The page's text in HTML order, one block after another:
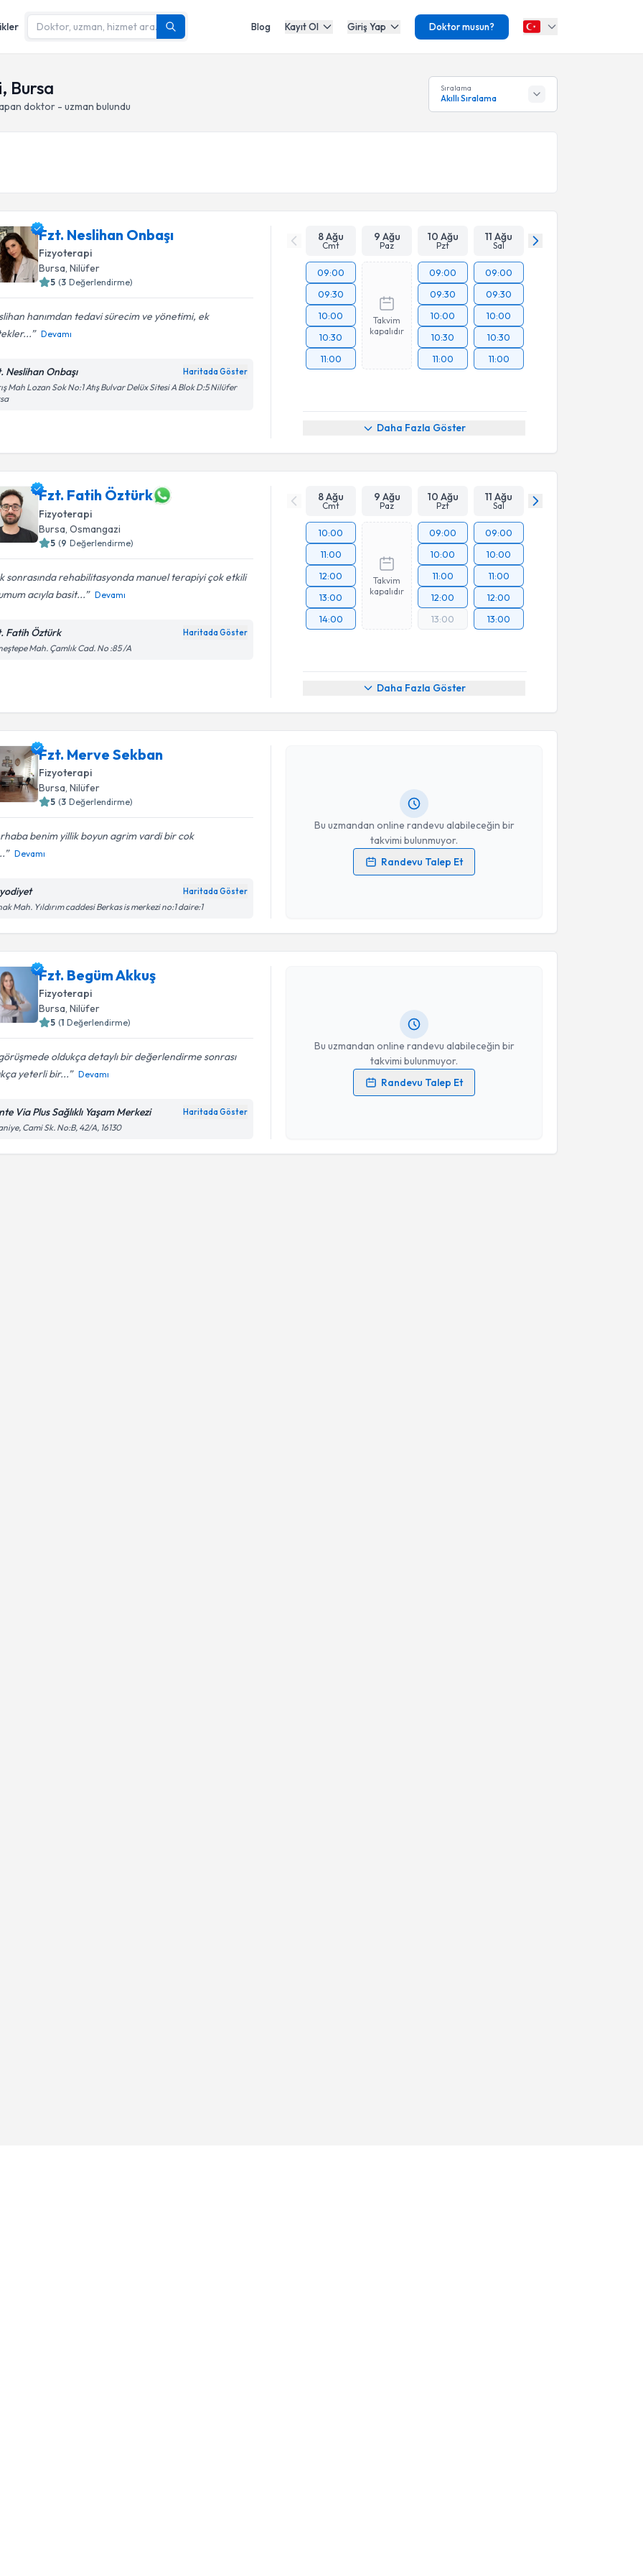
Blog Kayıt Ol Giriş Yap Doktor musun?
Bursa
doktor - uzman bulundu
Sıralama
Akıllı Sıralama
Fzt. Neslihan Onbaşı
Fizyoterapi
Bursa, Nilüfer
5 (3 Değerlendirme)
hanımdan tedavi sürecim ve yönetimi, ek
Devamı
Neslihan Onbaşı Haritada Göster
Mah Lozan Sok No:1 Atış Bulvar Delüx Sitesi A Blok D:5 Nilüfer
8 Ağu
Cmt
9 Ağu
Paz
10 Ağu
Pzt
11 Ağu
Sal
09:00
09:30
10:00
10:30
11:00
Takvim
kapalıdır
09:00
09:30
10:00
10:30
11:00
09:00
09:30
10:00
10:30
11:00
Daha Fazla Göster
Fzt. Fatih Öztürk
Fizyoterapi
Bursa , Osmangazi
5 (9 Değerlendirme)
sonrasında rehabilitasyonda manuel terapiyi çok etkili
acıyla basit...
Devamı
Fatih Öztürk Haritada Göster
Mah. Çamlık Cad. No :85 /A
8 Ağu
Cmt
9 Ağu
Paz
10 Ağu
Pzt
11 Ağu
Sal
10:00
11:00
12:00
13:00
14:00
Takvim
kapalıdır
09:00
10:00
11:00
12:00
13:00
09:00
10:00
11:00
12:00
13:00
Daha Fazla Göster
Fzt. Merve Sekban
Fizyoterapi
Bursa, Nilüfer
5 (3 Değerlendirme)
benim yillik boyun agrim vardi bir cok
Devamı
Haritada Göster
Mah. Yıldırım caddesi Berkas is merkezi no:1 daire:1
Bu uzmandan online randevu alabileceğin bir
takvimi bulunmuyor.
Randevu Talep Et
Randevu Takvimi Talebi
Fzt. Merve Sekban
Kişisel verilerimin işlenmesine ilişkinAydınlatma Metni
Takvim Talebini Gönder
Fzt. Begüm Akkuş
Fizyoterapi
Bursa, Nilüfer
5 (1 Değerlendirme)
oldukça detaylı bir değerlendirme sonrası
yeterli bir...
Devamı
Via Plus Sağlıklı Yaşam Merkezi Haritada Göster
Cami Sk. No:B, 42/A, 16130
Bu uzmandan online randevu alabileceğin bir
takvimi bulunmuyor.
Randevu Talep Et
Randevu Takvimi Talebi
Fzt. Begüm Akkuş
Kişisel verilerimin işlenmesine ilişkinAydınlatma Metni